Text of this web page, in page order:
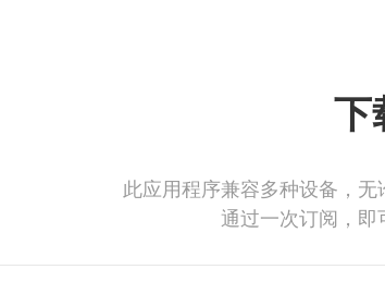
下
此应用程序兼容多种设备，无
通过一次订阅，即